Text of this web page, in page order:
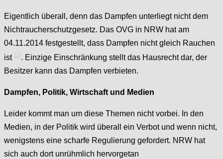
Eigentlich überall, denn das Dampfen unterliegt nicht dem
Nichtraucherschutzgesetz. Das OVG in NRW hat am
04.11.2014 festgestellt, dass Dampfen nicht gleich Rauchen
ist
. Einzige Einschränkung stellt das Hausrecht dar, der
Besitzer kann das Dampfen verbieten.
Dampfen, Politik, Wirtschaft und Medien
Leider kommt man um diese Themen nicht vorbei. In den
Medien, in der Politik wird überall ein Verbot und wenn nicht,
wenigstens eine scharfe Regulierung gefordert. NRW hat
sich auch dort unrühmlich hervorgetan